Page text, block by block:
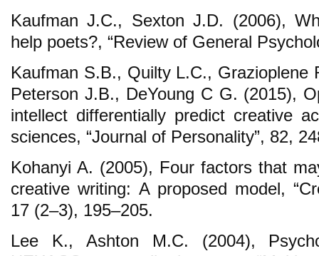
Kaufman J.C., Sexton J.D. (2006),
help poets?, “Review of General
Kaufman S.B., Quilty L.C.,
Peterson J.B., DeYoung C G. (2015),
intellect differentially predict creative
sciences, “Journal of Personality”, 82,
Kohanyi A. (2005), Four factors that
creative writing: A proposed model,
17 (2–3), 195–205.
Lee K., Ashton M.C. (2004),